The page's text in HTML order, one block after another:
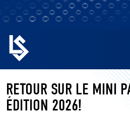
EQUIPES
BILLETTERIE
RETOUR SUR LE MINI
ÉDITION 2026!